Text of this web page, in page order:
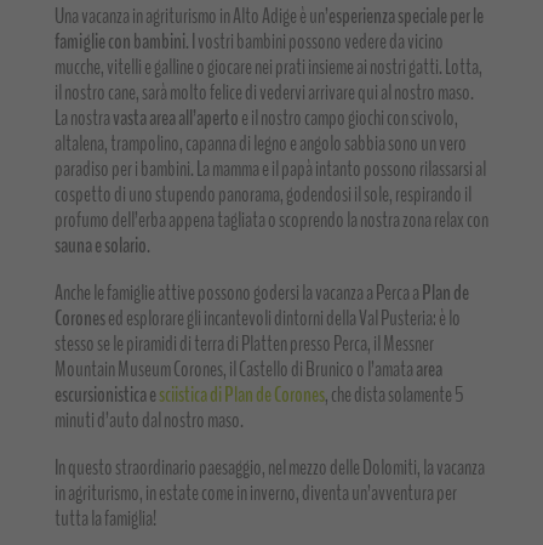
Una vacanza in agriturismo in Alto Adige è un’esperienza speciale per le
famiglie con bambini. I vostri bambini possono vedere da vicino
mucche, vitelli e galline o giocare nei prati insieme ai nostri gatti. Lotta,
il nostro cane, sarà molto felice di vedervi arrivare qui al nostro maso.
La nostravasta area all’apertoe il nostro campo giochi con scivolo,
altalena, trampolino, capanna di legno e angolo sabbia sono un vero
paradiso per i bambini. La mamma e il papà intanto possono rilassarsi al
cospetto di uno stupendo panorama, godendosi il sole, respirando il
profumo dell’erba appena tagliata o scoprendo la nostra zona relax con
sauna e solario.
Anche le famiglie attive possono godersi la vacanza a Perca aPlan de
Coronesed esplorare gli incantevoli dintorni della Val Pusteria: è lo
stesso se le piramidi di terra di Platten presso Perca, il Messner
Mountain Museum Corones, il Castello di Brunico o l’amataarea
escursionistica esciistica di Plan de Corones, che dista solamente 5
minuti d’auto dal nostro maso.
In questo straordinario paesaggio, nel mezzo delle Dolomiti, la vacanza
in agriturismo, in estate come in inverno, diventa un’avventura per
tutta la famiglia!